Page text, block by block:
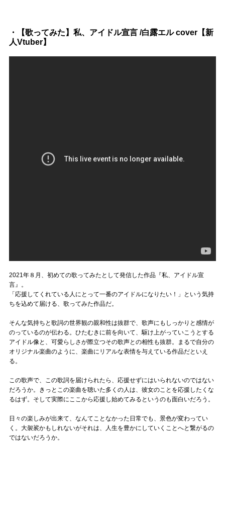
・【歌ってみた】私、アイドル宣言 /白露エル cover【新
人Vtuber】
2021年８月、初めての歌ってみたとして発信した作品『私、アイドル宣
言』。
「応援してくれている人にとって一番のアイドルになりたい！」という気持
ちを込めて届ける、歌ってみた作品だ。
そんな気持ちと歌詞の世界観の親和性は抜群で、歌声にもしっかりと感情が
のっているのが伝わる。ひたむきに前を向いて、駆け上がっていこうとする
アイドル像と、可愛らしさが際立つその歌声との相性も抜群。まるで自分の
オリジナル楽曲のように、楽曲にリアルな表情を与えている作品だといえ
る。
この歌声で、この歌詞を届けられたら、応援せずにはいられないのではない
だろうか。きっとこの楽曲を聴いた多くの人は、彼女のことを応援したくな
るはず。そして実際にここから応援し始めてみるというのも面白いだろう。
日々の楽しみが出来て、なんてことなかった日常でも、景色が変わってい
く。大袈裟かもしれないがそれは、人生を豊かにしていくことへと繋がるの
ではないだろうか。